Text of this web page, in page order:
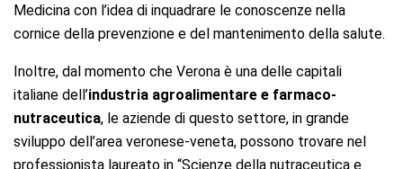
Medicina con l’idea di inquadrare le conoscenze nella
cornice della prevenzione e del mantenimento della salute.
Inoltre, dal momento che Verona è una delle capitali
italiane dell’industria agroalimentare e farmaco-
nutraceutica, le aziende di questo settore, in grande
sviluppo dell’area veronese-veneta, possono trovare nel
professionista laureato in “Scienze della nutraceutica e